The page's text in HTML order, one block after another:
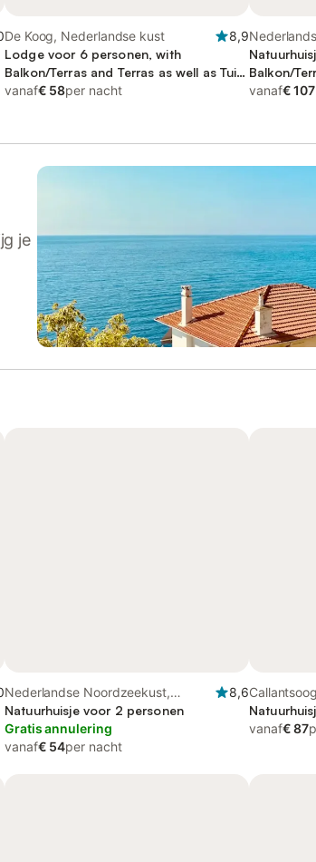
De Koog, Nederlandse kust
8,9
Lodge voor 6 personen, with
Balkon/Terras and Terras as well as Tuin
and Sauna
vanaf€ 58per nacht
Balkon/
vanaf€ 107
je
Nederlandse Noordzeekust,
Noord-Holland
8,6
Natuurhuisje voor 2 personen
Gratis annulering
vanaf€ 54per nacht
vanaf€ 87